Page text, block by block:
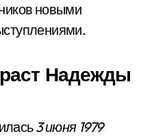
новыми
Надежды
3 июня 1979